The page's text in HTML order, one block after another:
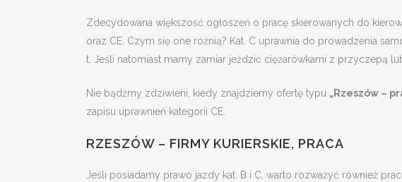
Zdecydowana większość ogłoszeń o pracę skierowanych do
oraz CE. Czym się one różnią? Kat. C uprawnia do prowadzenia
t. Jeśli natomiast mamy zamiar jeździć ciężarówkami z przyczepą
Nie bądźmy zdziwieni, kiedy znajdziemy ofertę typu „Rzeszów –
zapisu uprawnień kategorii CE.
RZESZÓW – FIRMY KURIERSKIE, PRACA
Jeśli posiadamy prawo jazdy kat. B i C, warto rozważyć również